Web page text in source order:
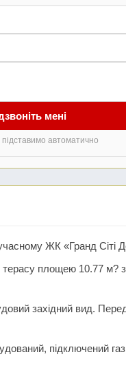
мені
автоматично
ЖК «Гранд Сіті
площею 10.77 м? з
західний вид.
підключений